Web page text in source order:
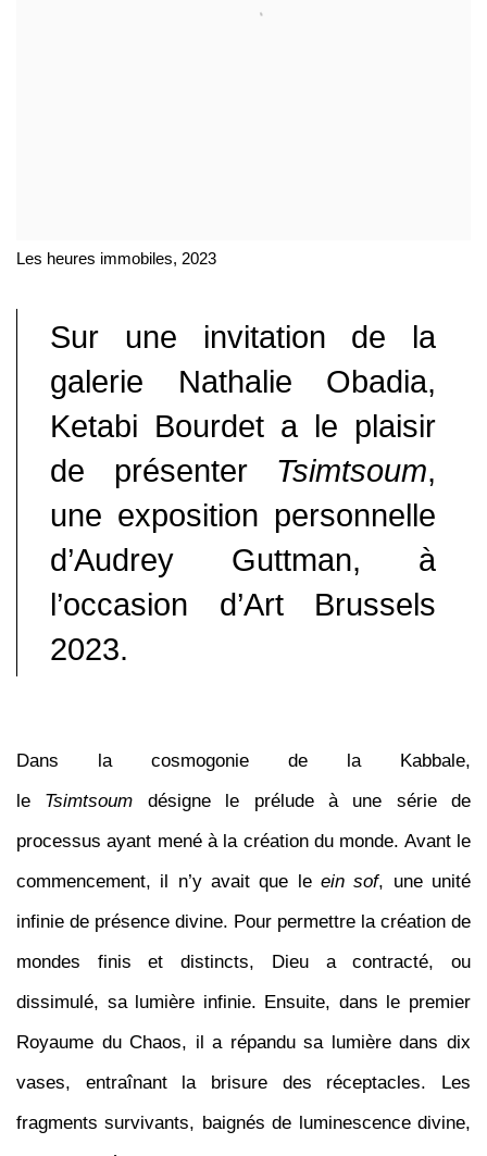
Les heures immobiles, 2023
Sur une invitation de la
galerie Nathalie Obadia,
Ketabi Bourdet a le plaisir
de présenter
Tsimtsoum,
une exposition personnelle
d’Audrey Guttman, à
l’occasion d’Art Brussels
2023.
Dans la cosmogonie de la Kabbale,
le
Tsimtsoum
désigne le prélude à une série de
processus ayant mené à la création du monde. Avant le
commencement, il n’y avait que le ein sof, une unité
infinie de présence divine. Pour permettre la création de
mondes finis et distincts, Dieu a contracté, ou
dissimulé, sa lumière infinie. Ensuite, dans le premier
Royaume du Chaos, il a répandu sa lumière dans dix
vases, entraînant la brisure des réceptacles. Les
fragments survivants, baignés de luminescence divine,